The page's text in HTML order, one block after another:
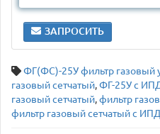
ЗАПРОСИТЬ
ФГ(ФС)-25У фильтр газовый
газовый сетчатый,ФГ-25У с
газовый сетчатый,фильтр
фильтр газовый сетчатый с ИПД